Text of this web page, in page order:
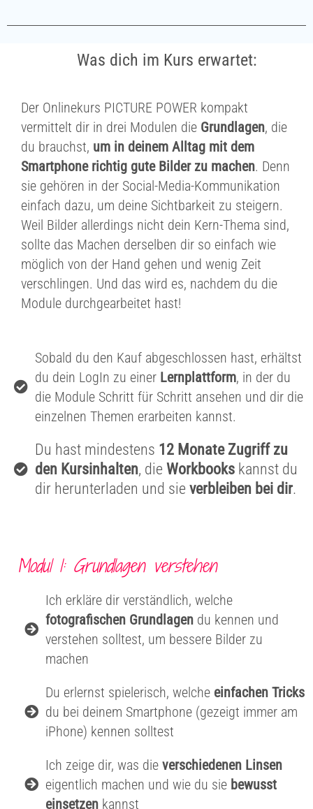
Was dich im Kurs erwartet:
Der Onlinekurs PICTURE POWER kompakt
vermittelt dir in drei Modulen die Grundlagen, die
du brauchst, um in deinem Alltag mit dem
Smartphone richtig gute Bilder zu machen. Denn
sie gehören in der Social-Media-Kommunikation
einfach dazu, um deine Sichtbarkeit zu steigern.
Weil Bilder allerdings nicht dein Kern-Thema sind,
sollte das Machen derselben dir so einfach wie
möglich von der Hand gehen und wenig Zeit
verschlingen. Und das wird es, nachdem du die
Module durchgearbeitet hast!
Sobald du den Kauf abgeschlossen hast, erhältst
du dein LogIn zu einer Lernplattform, in der du
die Module Schritt für Schritt ansehen und dir die
einzelnen Themen erarbeiten kannst.
Du hast mindestens 12 Monate Zugriff zu
den Kursinhalten, die Workbooks kannst du
dir herunterladen und sie verbleiben bei dir.
Modul 1: Grundlagen verstehen
Ich erkläre dir verständlich, welche
fotografischen Grundlagen du kennen und
verstehen solltest, um bessere Bilder zu
machen
Du erlernst spielerisch, welche einfachen Tricks
du bei deinem Smartphone (gezeigt immer am
iPhone) kennen solltest
Ich zeige dir, was die verschiedenen Linsen
eigentlich machen und wie du sie bewusst
einsetzen kannst